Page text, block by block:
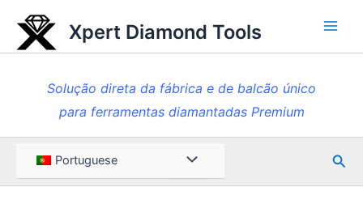
para
Xpert Diamond Tools
Solução direta da fábrica e de balcão único
para ferramentas diamantadas Premium
Portuguese Alternar